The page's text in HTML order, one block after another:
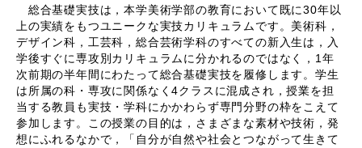
総合基礎実技は，本学美術学部の教育において既に30年以
上の実績をもつユニークな実技カリキュラムです。美術科，
デザイン科，工芸科，総合芸術学科のすべての新入生は，入
学後すぐに専攻別カリキュラムに分かれるのではなく，1年
次前期の半年間にわたって総合基礎実技を履修します。学生
は所属の科・専攻に関係なく4クラスに混成され，授業を担
当する教員も実技・学科にかかわらず専門分野の枠をこえて
参加します。この授業の目的は，さまざまな素材や技術，発
想にふれるなかで，「自分が自然や社会とつながって生きて